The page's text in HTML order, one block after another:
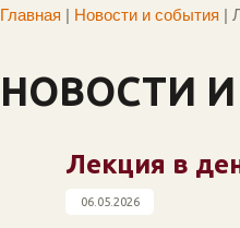
Главная | Новости и события |
НОВОСТИ
Лекция в
06.05.2026